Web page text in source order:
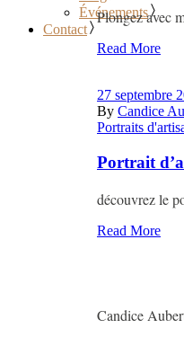
Événements
Contact
Plongez avec
Read More
27 septembre
By Candice
Portraits
Portrait
découvrez le
Read More
Candice